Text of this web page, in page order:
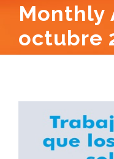
Monthly
octubre